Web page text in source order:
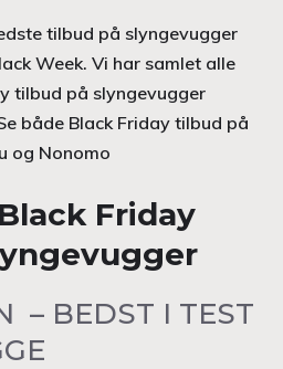
tilbud på slyngevugger
Week. Vi har samlet alle
tilbud på slyngevugger
både Black Friday tilbud på
og Nonomo
Friday
– BEDST I TEST